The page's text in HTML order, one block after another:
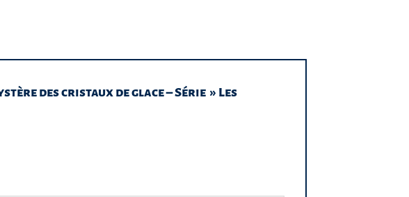
des cristaux de glace – Série » Les